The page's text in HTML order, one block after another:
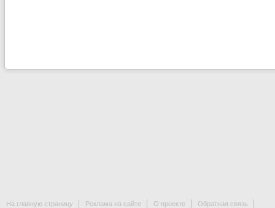
На главную страницу Реклама на сайте О проекте Обратная связь